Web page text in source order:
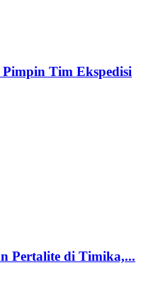
Tim Ekspedisi
Pertalite di Timika,...